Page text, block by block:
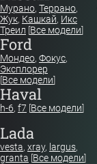
Мурано, Террано,
Жук, Кашкай, Икс
Треил [Все модели]
Ford
Мондео, Фокус,
Эксплорер
[Все модели]
Haval
h-6, f7 [Все модели]
Lada
vesta, xray, largus,
granta [Все модели]